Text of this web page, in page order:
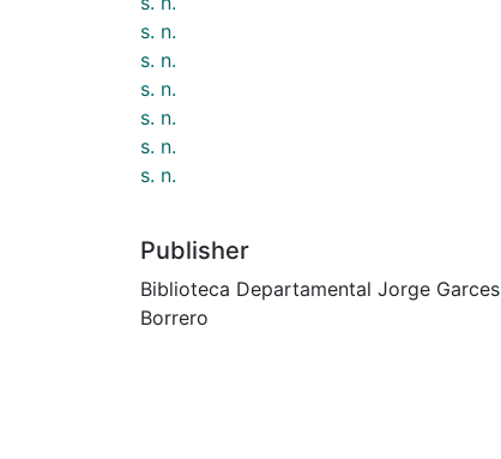
s. n.
s. n.
s. n.
s. n.
s. n.
s. n.
Publisher
Biblioteca Departamental Jorge Garces
Borrero